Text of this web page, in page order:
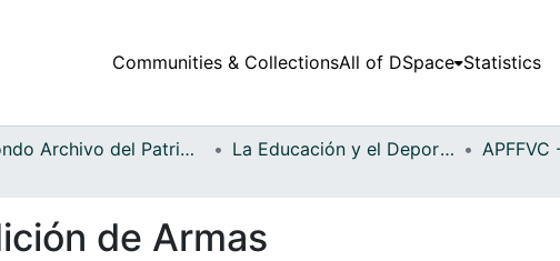
Communities & CollectionsAll of DSpace Statistics
Fondo Archivo del Patrimonio Fotográfico y Fílmico del Valle del Cauca La Educación y el Deporte
de Armas